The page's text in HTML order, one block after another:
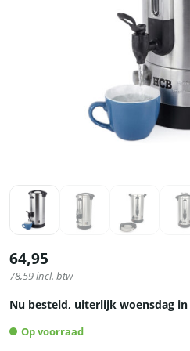
64,95
78,59incl. btw
Nu besteld, uiterlijk woensdag
Op voorraad